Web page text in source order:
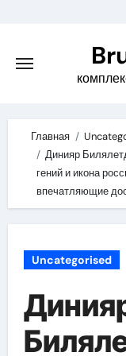
content
Главная
Динияр
гений и икона
впечатляющие
Uncategorised